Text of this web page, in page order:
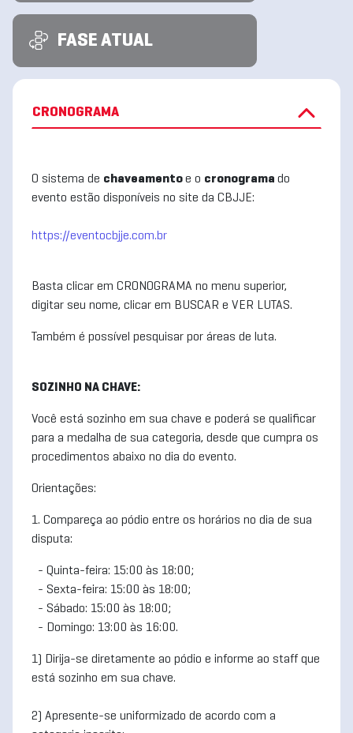
FASE ATUAL
CRONOGRAMA
O sistema de chaveamento e o cronograma do
evento estão disponíveis no site da CBJJE:
https://eventocbjje.com.br
Basta clicar em CRONOGRAMA no menu superior,
digitar seu nome, clicar em BUSCAR e VER LUTAS.
Também é possível pesquisar por áreas de luta.
SOZINHO NA CHAVE:
Você está sozinho em sua chave e poderá se qualificar
para a medalha de sua categoria, desde que cumpra os
procedimentos abaixo no dia do evento.
Orientações:
1. Compareça ao pódio entre os horários no dia de sua
disputa:
- Quinta-feira: 15:00 às 18:00;
- Sexta-feira: 15:00 às 18:00;
- Sábado: 15:00 às 18:00;
- Domingo: 13:00 às 16:00.
1) Dirija-se diretamente ao pódio e informe ao staff que
está sozinho em sua chave.
2) Apresente-se uniformizado de acordo com a